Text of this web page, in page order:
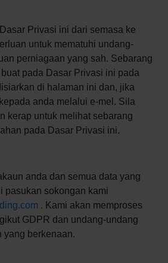
Privasi ini dari semasa ke
untuk mematuhi undang-
perniagaan yang sah. Sebarang
pada Dasar Privasi ini pada
di halaman ini dan, jika
anda melalui e-mel. Sila
kerap untuk melihat sebarang
pada Dasar Privasi ini.
anda dan semua data yang
pasukan sokongan kami
. Kami akan memproses
GDPR dan undang-undang
yang berkenaan.